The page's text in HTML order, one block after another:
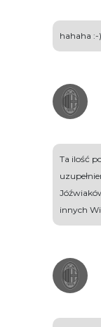
hahaha :-
Ta ilość
innych